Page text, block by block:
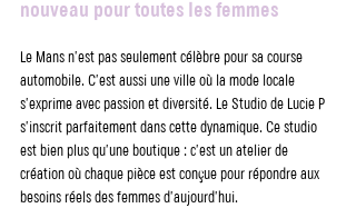
nouveau pour toutes les femmes
Le Mans n’est pas seulement célèbre pour sa course
automobile. C’est aussi une ville où la mode locale
s’exprime avec passion et diversité. Le Studio de Lucie P
s’inscrit parfaitement dans cette dynamique. Ce studio
est bien plus qu’une boutique : c’est un atelier de
création où chaque pièce est conçue pour répondre aux
besoins réels des femmes d’aujourd’hui.